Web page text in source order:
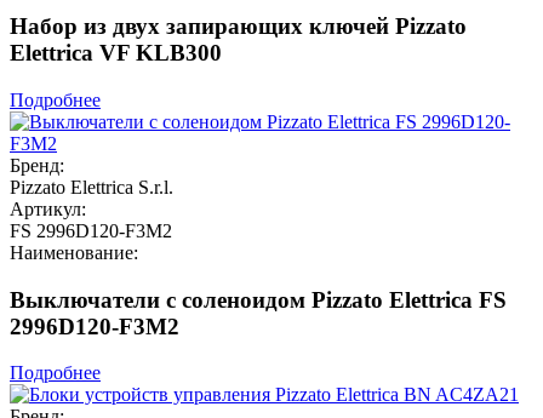
Набор из двух запирающих ключей Pizzato
Elettrica VF KLB300
Подробнее
Бренд:
Pizzato Elettrica S.r.l.
Артикул:
FS 2996D120-F3M2
Наименование:
Выключатели с соленоидом Pizzato Elettrica FS
2996D120-F3M2
Подробнее